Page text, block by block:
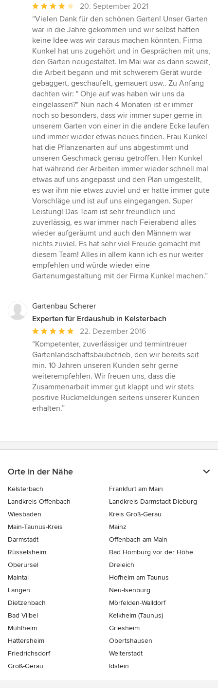
Durchschnittliche
Bewertung:
4
von
5
Sternen
20. September 2021
“Vielen Dank für den schönen Garten! Unser Garten
war in die Jahre gekommen und wir selbst hatten
keine Idee was wir daraus machen könnten. Firma
Kunkel hat uns zugehört und in Gesprächen mit uns,
den Garten neugestaltet. Im Mai war es dann soweit,
die Arbeit begann und mit schwerem Gerät wurde
gebaggert, geschaufelt, gemauert usw.. Zu Anfang
dachten wir: " Ohje auf was haben wir uns da
eingelassen?" Nun nach 4 Monaten ist er immer
noch so besonders, dass wir immer super gerne in
unserem Garten von einer in die andere Ecke laufen
und immer wieder etwas neues finden. Frau Kunkel
hat die Pflanzenarten auf uns abgestimmt und
unseren Geschmack genau getroffen. Herr Kunkel
hat während der Arbeiten immer wieder schnell mal
etwas auf uns angepasst und den Plan umgestellt,
es war ihm nie etwas zuviel und er hatte immer gute
Vorschläge und ist auf uns eingegangen. Super
Leistung! Das Team ist sehr freundlich und
zuverlässig, es war immer nach Feierabend alles
wieder aufgeräumt und auch den Männern war
nichts zuviel. Es hat sehr viel Freude gemacht mit
diesem Team! Alles in allem kann ich es nur weiter
empfehlen und würde wieder eine
Gartenumgestaltung mit der Firma Kunkel machen.”
Gartenbau Scherer
Experten für Erdaushub in Kelsterbach
Durchschnittliche
Bewertung:
5
von
5
Sternen
22. Dezember 2016
“Kompetenter, zuverlässiger und termintreuer
Gartenlandschaftsbaubetrieb, den wir bereits seit
min. 10 Jahren unseren Kunden sehr gerne
weiterempfehlen. Wir freuen uns, dass die
Zusammenarbeit immer gut klappt und wir stets
positive Rückmeldungen seitens unserer Kunden
erhalten.”
Orte in der Nähe
Kelsterbach
Frankfurt am Main
Landkreis Offenbach
Landkreis Darmstadt-Dieburg
Wiesbaden
Kreis Groß-Gerau
Main-Taunus-Kreis
Mainz
Darmstadt
Offenbach am Main
Rüsselsheim
Bad Homburg vor der Höhe
Oberursel
Dreieich
Maintal
Hofheim am Taunus
Langen
Neu-Isenburg
Dietzenbach
Mörfelden-Walldorf
Bad Vilbel
Kelkheim (Taunus)
Mühlheim
Griesheim
Hattersheim
Obertshausen
Friedrichsdorf
Weiterstadt
Groß-Gerau
Idstein